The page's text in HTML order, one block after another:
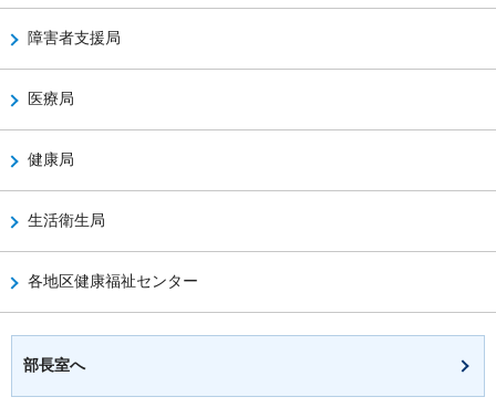
障害者支援局
医療局
健康局
生活衛生局
各地区健康福祉センター
部長室へ